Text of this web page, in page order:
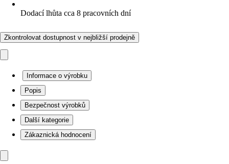
Dodací lhůta cca 8 pracovních dní
Zkontrolovat dostupnost v nejbližší prodejně
Informace o výrobku
Popis
Bezpečnost výrobků
Další kategorie
Zákaznická hodnocení